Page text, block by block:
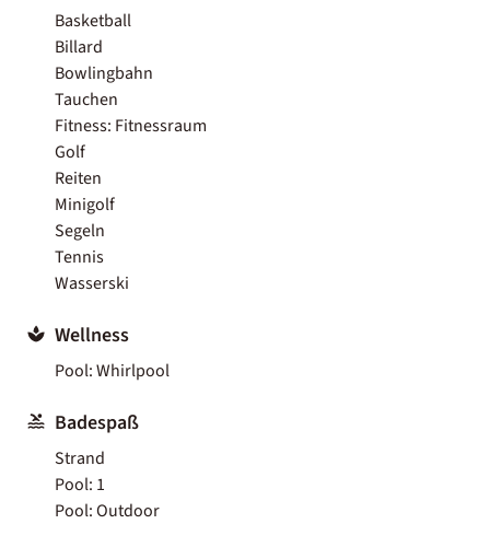
Basketball
Billard
Bowlingbahn
Tauchen
Fitness: Fitnessraum
Golf
Reiten
Minigolf
Segeln
Tennis
Wasserski
Wellness
Pool: Whirlpool
Badespaß
Strand
Pool: 1
Pool: Outdoor